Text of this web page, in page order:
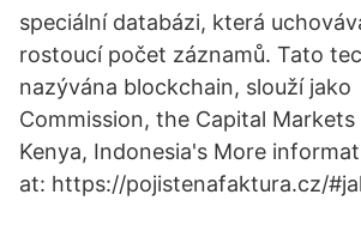
speciální databázi, která
rostoucí počet záznamů. Tato
nazývána blockchain, slouží
Commission, the Capital
Kenya, Indonesia's More
at: https://pojistenafaktura.cz/